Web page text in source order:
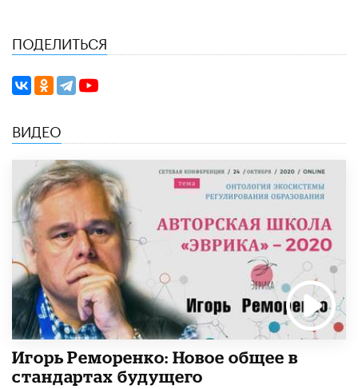
ПОДЕЛИТЬСЯ
ВИДЕО
Игорь Реморенко: Новое общее в
стандартах будущего